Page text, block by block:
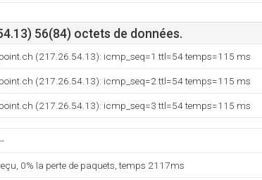
56(84) octets de données.
(217.26.54.13): icmp_seq=1 ttl=54 temps=115 ms
(217.26.54.13): icmp_seq=2 ttl=54 temps=115 ms
(217.26.54.13): icmp_seq=3 ttl=54 temps=115 ms
0% la perte de paquets, temps 2117ms